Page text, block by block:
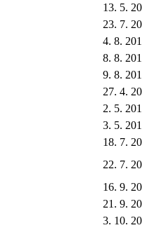
13. 5.
23. 7.
4. 8.
8. 8.
9. 8.
27. 4.
2. 5.
3. 5.
18. 7.
22. 7.
16. 9.
21. 9.
3. 10.